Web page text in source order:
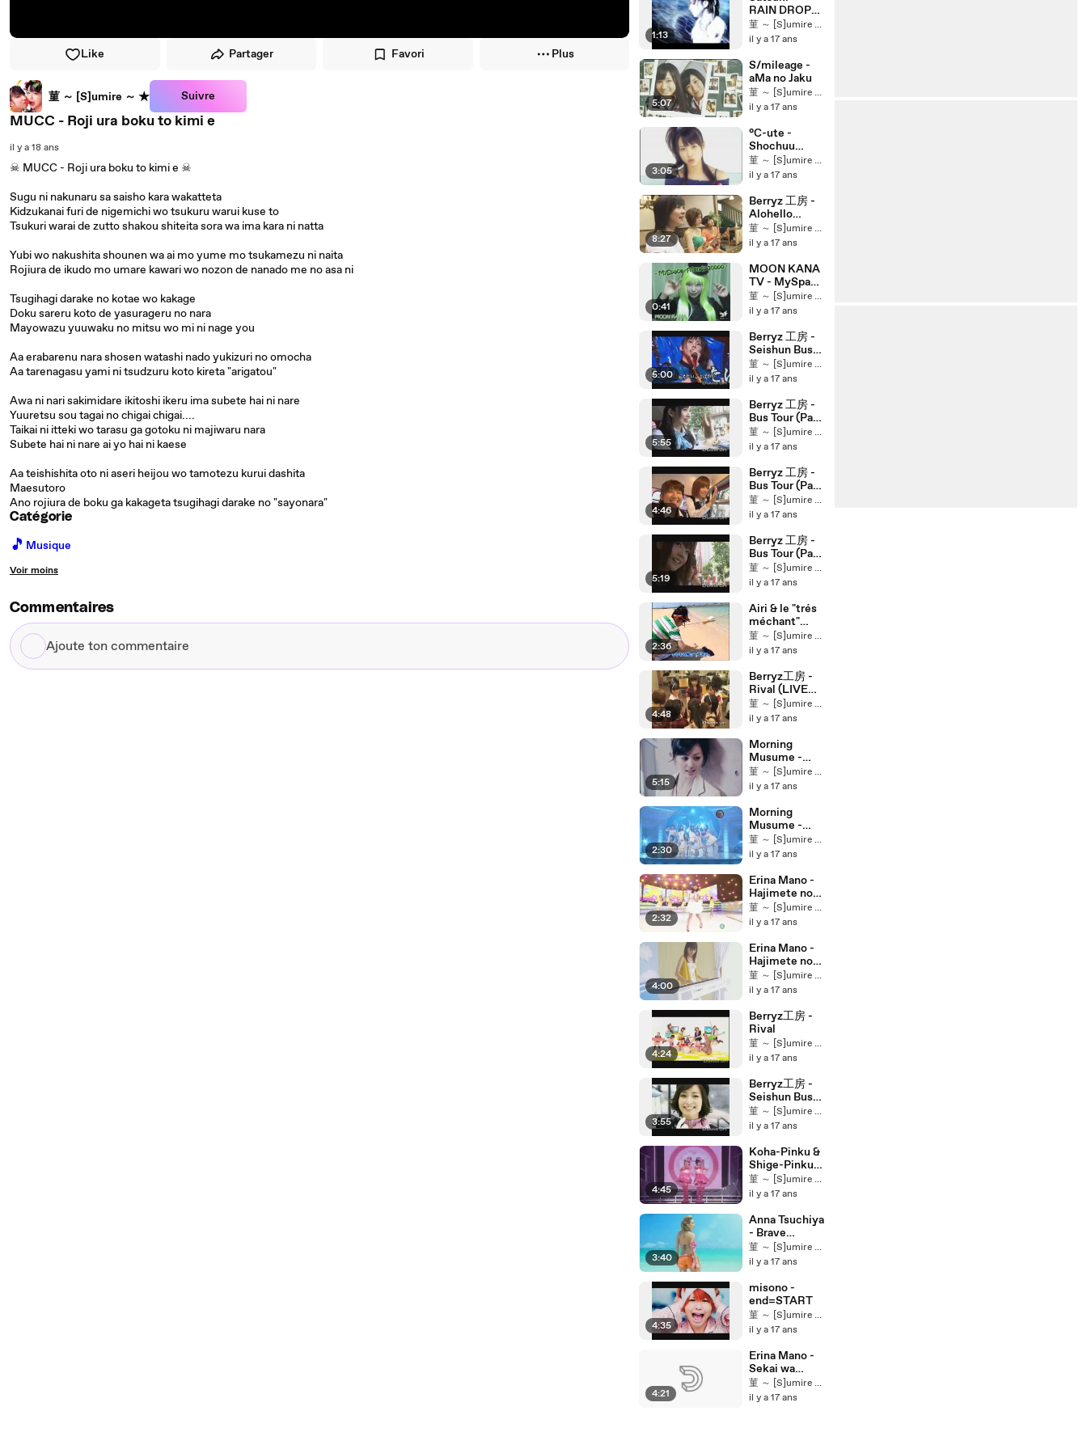
Like Partager Favori Plus
菫 ～ [S]umire ～ ★ Suivre
MUCC - Roji ura boku to kimi e
il y a 18 ans
☠ MUCC - Roji ura boku to kimi e ☠
Sugu ni nakunaru sa saisho kara wakatteta
Kidzukanai furi de nigemichi wo tsukuru warui kuse to
Tsukuri warai de zutto shakou shiteita sora wa ima kara ni natta
Yubi wo nakushita shounen wa ai mo yume mo tsukamezu ni naita
Rojiura de ikudo mo umare kawari wo nozon de nanado me no asa ni
Tsugihagi darake no kotae wo kakage
Doku sareru koto de yasurageru no nara
Mayowazu yuuwaku no mitsu wo mi ni nage you
Aa erabarenu nara shosen watashi nado yukizuri no omocha
Aa tarenagasu yami ni tsudzuru koto kireta "arigatou"
Awa ni nari sakimidare ikitoshi ikeru ima subete hai ni nare
Yuuretsu sou tagai no chigai chigai....
Taikai ni itteki wo tarasu ga gotoku ni majiwaru nara
Subete hai ni nare ai yo hai ni kaese
Aa teishishita oto ni aseri heijou wo tamotezu kurui dashita
Maesutoro
Ano rojiura de boku ga kakageta tsugihagi darake no "sayonara"
Catégorie
🎵 Musique
Voir moins
Commentaires
Ajoute
ton
1:13
RAIN DROP
(Preview)
菫 ～ [S]umire ～ ★
il y a 17 ans
5:07
S/mileage -
aMa no Jaku
菫 ～ [S]umire ～ ★
il y a 17 ans
3:05
°C-ute -
Shochuu
Omimai
Moshiagemas
ver.)
菫 ～ [S]umire ～ ★
il y a 17 ans
8:27
Berryz 工房 -
Alohello
Ukulele
菫 ～ [S]umire ～ ★
il y a 17 ans
0:41
MOON KANA
TV - MySpace
friends 20000
菫 ～ [S]umire ～ ★
il y a 17 ans
5:00
Berryz 工房 -
Seishun Bus
Guide
(Concert Tour
菫 ～ [S]umire ～ ★
il y a 17 ans
5:55
Berryz 工房 -
Bus Tour (Part
1/3)
菫 ～ [S]umire ～ ★
il y a 17 ans
4:46
Berryz 工房 -
Bus Tour (Part
2/3)
菫 ～ [S]umire ～ ★
il y a 17 ans
5:19
Berryz 工房 -
Bus Tour (Part
3/3)
菫 ～ [S]umire ～ ★
il y a 17 ans
2:36
Airi & le "trés
méchant"
concombre de
mer!
菫 ～ [S]umire ～ ★
il y a 17 ans
4:48
Berryz工房 -
Rival (LIVE
Dohhh up
24/05/2009)
菫 ～ [S]umire ～ ★
il y a 17 ans
5:15
Morning
Musume -
Shouganai
Yume Oibito
菫 ～ [S]umire ～ ★
il y a 17 ans
2:30
Morning
Musume -
Shouganai
Yume Oibito
23/05/2009)
菫 ～ [S]umire ～ ★
il y a 17 ans
2:32
Erina Mano -
Hajimete no
Keiken (LIVE
22/05/2009)
菫 ～ [S]umire ～ ★
il y a 17 ans
4:00
Erina Mano -
Hajimete no
Keiken (Piano
Ver.)
菫 ～ [S]umire ～ ★
il y a 17 ans
4:24
Berryz工房 -
Rival
菫 ～ [S]umire ～ ★
il y a 17 ans
3:55
Berryz工房 -
Seishun Bus
Guide
菫 ～ [S]umire ～ ★
il y a 17 ans
4:45
Koha-Pinku &
Shige-Pinku -
Rainbow Pink
(LIVE)
菫 ～ [S]umire ～ ★
il y a 17 ans
3:40
Anna Tsuchiya
- Brave
vibration
菫 ～ [S]umire ～ ★
il y a 17 ans
4:35
misono -
end=START
菫 ～ [S]umire ～ ★
il y a 17 ans
4:21
Erina Mano -
Sekai wa
Summer
Party
菫 ～ [S]umire ～ ★
il y a 17 ans